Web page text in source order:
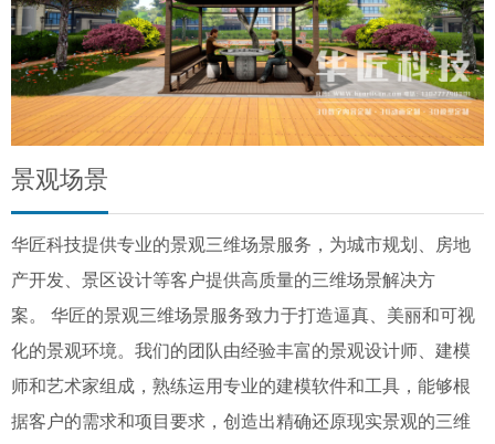
景观场景
华匠科技提供专业的景观三维场景服务，为城市规划、房地
产开发、景区设计等客户提供高质量的三维场景解决方
案。 华匠的景观三维场景服务致力于打造逼真、美丽和可视
化的景观环境。我们的团队由经验丰富的景观设计师、建模
师和艺术家组成，熟练运用专业的建模软件和工具，能够根
据客户的需求和项目要求，创造出精确还原现实景观的三维